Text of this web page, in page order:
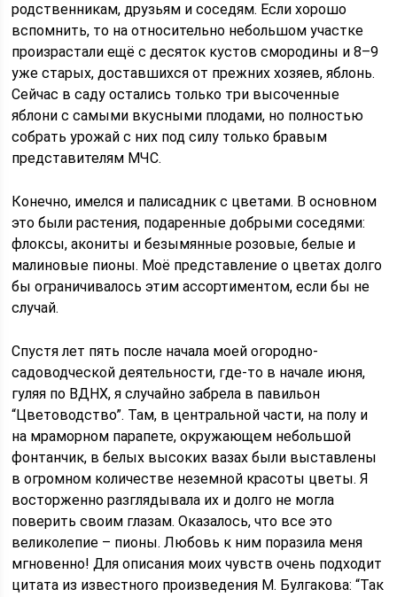
родственникам, друзьям и соседям. Если хорошо
вспомнить, то на относительно небольшом участке
произрастали ещё с десяток кустов смородины и 8–9
уже старых, доставшихся от прежних хозяев, яблонь.
Сейчас в саду остались только три высоченные
яблони с самыми вкусными плодами, но полностью
собрать урожай с них под силу только бравым
представителям МЧС.
Конечно, имелся и палисадник с цветами. В основном
это были растения, подаренные добрыми соседями:
флоксы, акониты и безымянные розовые, белые и
малиновые пионы. Моё представление о цветах долго
бы ограничивалось этим ассортиментом, если бы не
случай.
Спустя лет пять после начала моей огородно-
садоводческой деятельности, где-то в начале июня,
гуляя по ВДНХ, я случайно забрела в павильон
“Цветоводство”. Там, в центральной части, на полу и
на мраморном парапете, окружающем небольшой
фонтанчик, в белых высоких вазах были выставлены
в огромном количестве неземной красоты цветы. Я
восторженно разглядывала их и долго не могла
поверить своим глазам. Оказалось, что все это
великолепие – пионы. Любовь к ним поразила меня
мгновенно! Для описания моих чувств очень подходит
цитата из известного произведения М. Булгакова: “Так